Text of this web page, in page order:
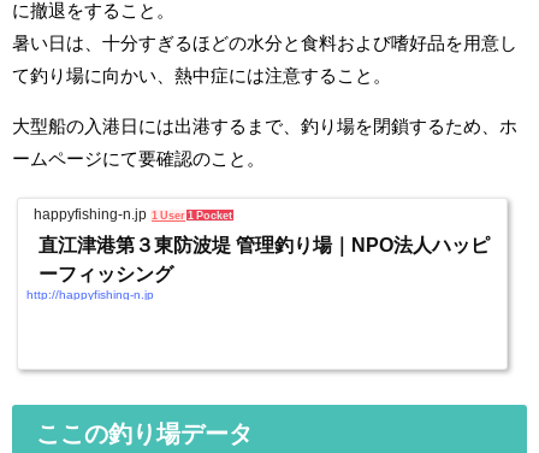
に撤退をすること。
暑い日は、十分すぎるほどの水分と食料および嗜好品を用意し
て釣り場に向かい、熱中症には注意すること。
大型船の入港日には出港するまで、釣り場を閉鎖するため、ホ
ームページにて要確認のこと。
happyfishing-n.jp 1 User 1 Pocket
直江津港第３東防波堤 管理釣り場｜NPO法人ハッピ
ーフィッシング
http://happyfishing-n.jp
ここの釣り場データ